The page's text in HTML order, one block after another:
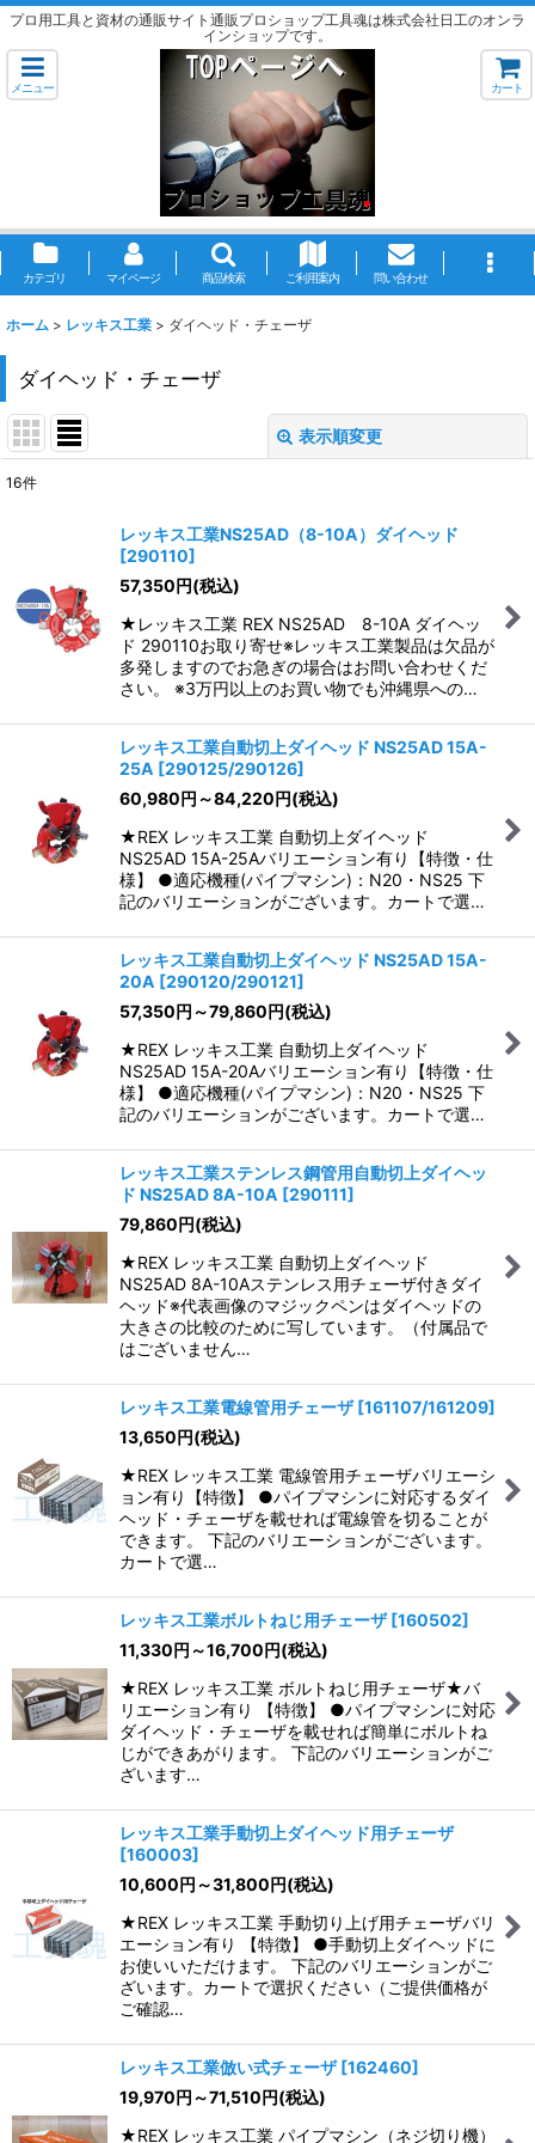
プロ用工具と資材の通販サイト通販プロショップ工具魂は株式会社日工のオンラ
インショップです。
メニュー カート
カテゴリ マイページ 商品検索 ご利用案内 問い合わせ
ホーム > レッキス工業 > ダイヘッド・チェーザ
ダイヘッド・チェーザ
表示順変更
絞り込む
16件
レッキス工業NS25AD（8-10A）ダイヘッド
[290110]
57,350円(税込)
★レッキス工業 REX NS25AD 8-10A ダイヘッ
ド 290110お取り寄せ※レッキス工業製品は欠品が
多発しますのでお急ぎの場合はお問い合わせくだ
さい。 ※3万円以上のお買い物でも沖縄県への…
レッキス工業自動切上ダイヘッド NS25AD 15A-
25A [290125/290126]
60,980円 ～84,220円(税込)
★REX レッキス工業 自動切上ダイヘッド
NS25AD 15A-25Aバリエーション有り【特徴・仕
様】 ●適応機種(パイプマシン)：N20・NS25 下
記のバリエーションがございます。カートで選…
レッキス工業自動切上ダイヘッド NS25AD 15A-
20A [290120/290121]
57,350円 ～79,860円(税込)
★REX レッキス工業 自動切上ダイヘッド
NS25AD 15A-20Aバリエーション有り【特徴・仕
様】 ●適応機種(パイプマシン)：N20・NS25 下
記のバリエーションがございます。カートで選…
レッキス工業ステンレス鋼管用自動切上ダイヘッ
ド NS25AD 8A-10A [290111]
79,860円(税込)
★REX レッキス工業 自動切上ダイヘッド
NS25AD 8A-10Aステンレス用チェーザ付きダイ
ヘッド※代表画像のマジックペンはダイヘッドの
大きさの比較のために写しています。（付属品で
はございません…
レッキス工業電線管用チェーザ [161107/161209]
13,650円(税込)
★REX レッキス工業 電線管用チェーザバリエーシ
ョン有り【特徴】 ●パイプマシンに対応するダイ
ヘッド・チェーザを載せれば電線管を切ることが
できます。 下記のバリエーションがございます。
カートで選…
レッキス工業ボルトねじ用チェーザ [160502]
11,330円 ～16,700円(税込)
★REX レッキス工業 ボルトねじ用チェーザ★バ
リエーション有り 【特徴】 ●パイプマシンに対応
ダイヘッド・チェーザを載せれば簡単にボルトね
じができあがります。 下記のバリエーションがご
ざいます…
レッキス工業手動切上ダイヘッド用チェーザ
[160003]
10,600円 ～31,800円(税込)
★REX レッキス工業 手動切り上げ用チェーザバリ
エーション有り 【特徴】 ●手動切上ダイヘッドに
お使いいただけます。 下記のバリエーションがご
ざいます。カートで選択ください（ご提供価格が
ご確認…
レッキス工業倣い式チェーザ [162460]
19,970円 ～71,510円(税込)
★REX レッキス工業 パイプマシン（ネジ切り機）